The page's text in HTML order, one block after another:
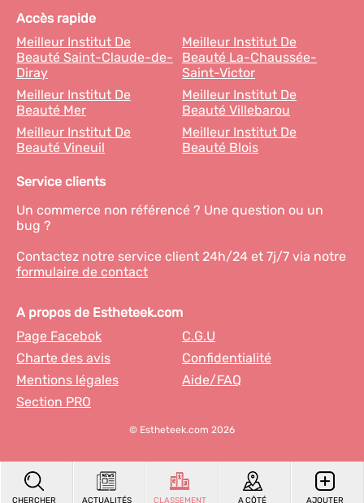
CHERCHER ACTUALITÉS CLASSEMENT A CÔTÉ AJOUTER
Accès rapide
Meilleur Institut De
Beauté Saint-Claude-de-
Diray
Meilleur Institut De
Beauté La-Chaussée-
Saint-Victor
Meilleur Institut De
Beauté Mer
Meilleur Institut De
Beauté Villebarou
Meilleur Institut De
Beauté Vineuil
Meilleur Institut De
Beauté Blois
Service clients
Un commerce non référencé ? Une question ou un
bug ?
Contactez notre service client 24h/24 et 7j/7 via notre
formulaire de contact
A propos de Estheteek.com
Page Facebok
C.G.U
Charte des avis
Confidentialité
Mentions légales
Aide/FAQ
Section PRO
© Estheteek.com 2026